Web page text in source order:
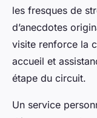
les fresques de
d’anecdotes
visite renforce la
accueil et
étape du circuit.
Un service